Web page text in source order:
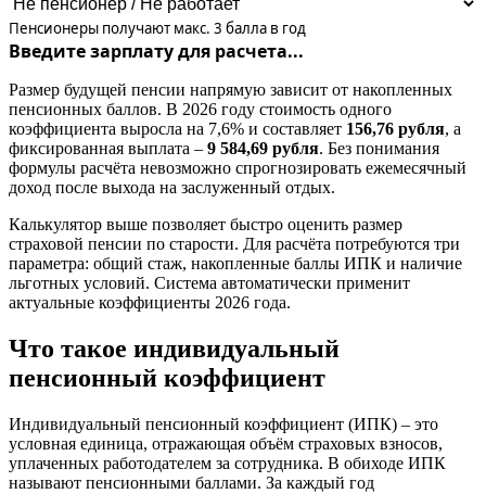
Пенсионеры получают макс. 3 балла в год
Введите зарплату для расчета...
Размер будущей пенсии напрямую зависит от накопленных
пенсионных баллов. В 2026 году стоимость одного
коэффициента выросла на 7,6% и составляет 156,76 рубля, а
фиксированная выплата – 9 584,69 рубля. Без понимания
формулы расчёта невозможно спрогнозировать ежемесячный
доход после выхода на заслуженный отдых.
Калькулятор выше позволяет быстро оценить размер
страховой пенсии по старости. Для расчёта потребуются три
параметра: общий стаж, накопленные баллы ИПК и наличие
льготных условий. Система автоматически применит
актуальные коэффициенты 2026 года.
Что такое индивидуальный
пенсионный коэффициент
Индивидуальный пенсионный коэффициент (ИПК) – это
условная единица, отражающая объём страховых взносов,
уплаченных работодателем за сотрудника. В обиходе ИПК
называют пенсионными баллами. За каждый год